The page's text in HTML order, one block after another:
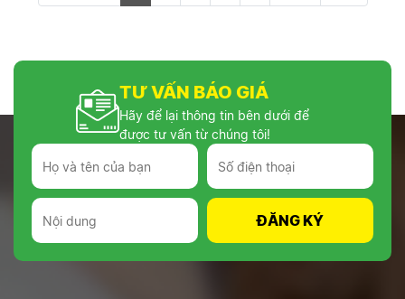
TƯ VẤN BÁO GIÁ
Hãy để lại thông tin bên dưới để
được tư vấn từ chúng tôi!